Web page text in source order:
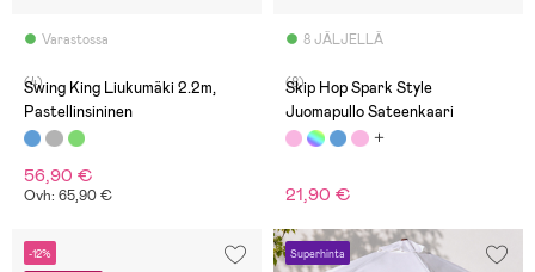
Varastossa
(4)
Swing King Liukumäki 2.2m,
Pastellinsininen
56,90 €
Ovh: 65,90 €
8 JÄLJELLÄ
(8)
Skip Hop Spark Style
Juomapullo Sateenkaari
21,90 €
-12% Superhinta